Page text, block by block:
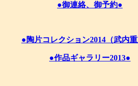
●御連絡、御予約●
●陶片コレクション2014（武内
●作品ギャラリー2013●